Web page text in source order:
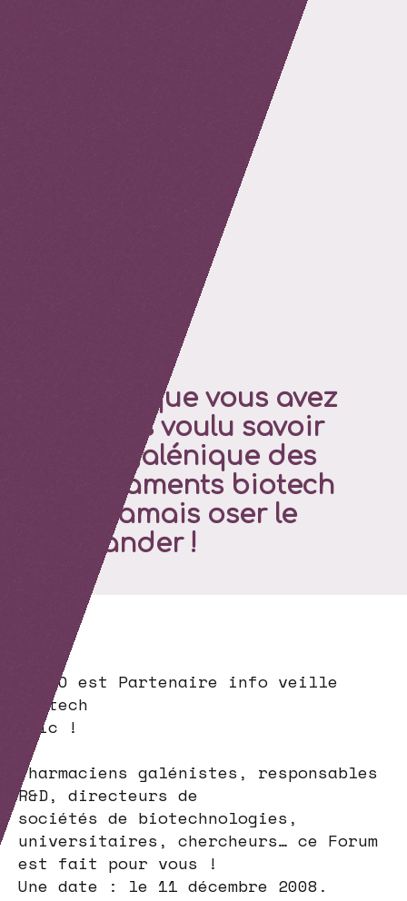
Tout ce que vous avez
toujours voulu savoir
sur la galénique des
médicaments biotech
sans jamais oser le
demander !
GIPSO est Partenaire info veille
biotech
Clic !
Pharmaciens galénistes, responsables
R&D, directeurs de
sociétés de biotechnologies,
universitaires, chercheurs… ce Forum
est fait pour vous !
Une date : le 11 décembre 2008.